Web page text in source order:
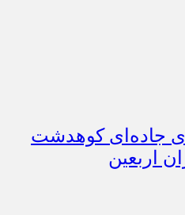
جاده‌ای کوهدشت
اربعین